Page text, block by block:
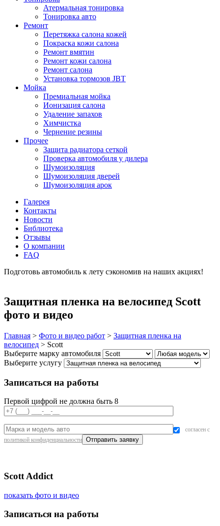
Атермальная тонировка
Тонировка авто
Ремонт
Перетяжка салона кожей
Покраска кожи салона
Ремонт вмятин
Ремонт кожи салона
Ремонт салона
Установка тормозов JBT
Мойка
Премиальная мойка
Ионизация салона
Удаление запахов
Химчистка
Чернение резины
Прочее
Защита радиатора сеткой
Проверка автомобиля у дилера
Шумоизоляция
Шумоизоляция дверей
Шумоизоляция арок
Галерея
Контакты
Новости
Библиотека
Отзывы
О компании
FAQ
Подготовь автомобиль к лету сэкономив на наших акциях!
Защитная пленка на велосипед Scott
фото и видео
Главная > Фото и видео работ > Защитная пленка на
велосипед > Scott
Выберите марку автомобиля
Выберите услугу
Записаться на работы
Первой цифрой не должна быть 8
согласен с
политикой конфиденциальности
Scott Addict
показать фото и видео
Записаться на работы